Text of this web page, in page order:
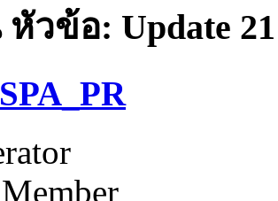
หัวข้อ: Update